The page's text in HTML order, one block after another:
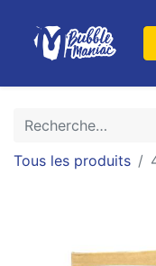
Tous les produits